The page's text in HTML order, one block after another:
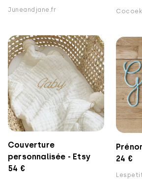
Juneandjane.fr
Couverture
personnalisée - Etsy
54 €
24 €